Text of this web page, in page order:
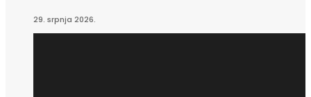
29. srpnja 2026.